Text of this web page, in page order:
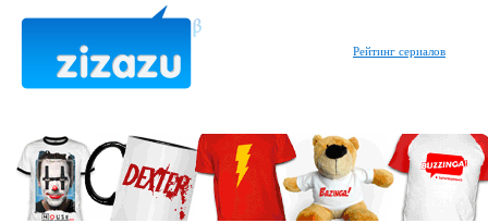
Рейтинг сериалов